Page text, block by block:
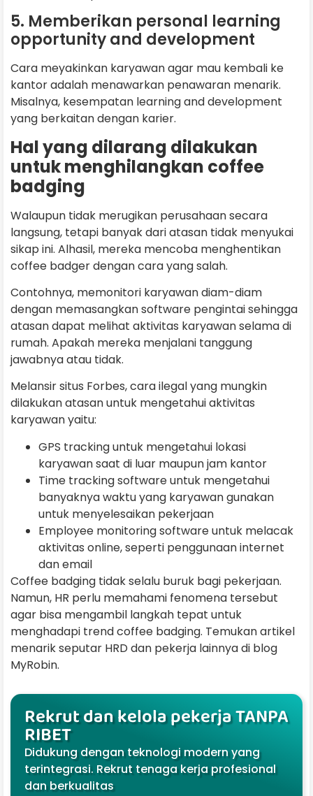
5. Memberikan personal learning
opportunity and development
Cara meyakinkan karyawan agar mau kembali ke
kantor adalah menawarkan penawaran menarik.
Misalnya, kesempatan learning and development
yang berkaitan dengan karier.
Hal yang dilarang dilakukan
untuk menghilangkan coffee
badging
Walaupun tidak merugikan perusahaan secara
langsung, tetapi banyak dari atasan tidak menyukai
sikap ini. Alhasil, mereka mencoba menghentikan
coffee badger dengan cara yang salah.
Contohnya, memonitori karyawan diam-diam
dengan memasangkan software pengintai sehingga
atasan dapat melihat aktivitas karyawan selama di
rumah. Apakah mereka menjalani tanggung
jawabnya atau tidak.
Melansir situs Forbes, cara ilegal yang mungkin
dilakukan atasan untuk mengetahui aktivitas
karyawan yaitu:
GPS tracking untuk mengetahui lokasi
karyawan saat di luar maupun jam kantor
Time tracking software untuk mengetahui
banyaknya waktu yang karyawan gunakan
untuk menyelesaikan pekerjaan
Employee monitoring software untuk melacak
aktivitas online, seperti penggunaan internet
dan email
Coffee badging tidak selalu buruk bagi pekerjaan.
Namun, HR perlu memahami fenomena tersebut
agar bisa mengambil langkah tepat untuk
menghadapi trend coffee badging. Temukan artikel
menarik seputar HRD dan pekerja lainnya di blog
MyRobin.
Rekrut dan kelola pekerja TANPA
RIBET
Didukung dengan teknologi modern yang
terintegrasi. Rekrut tenaga kerja profesional
dan berkualitas